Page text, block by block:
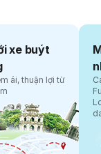
xe buýt
ái, thuận lợi từ